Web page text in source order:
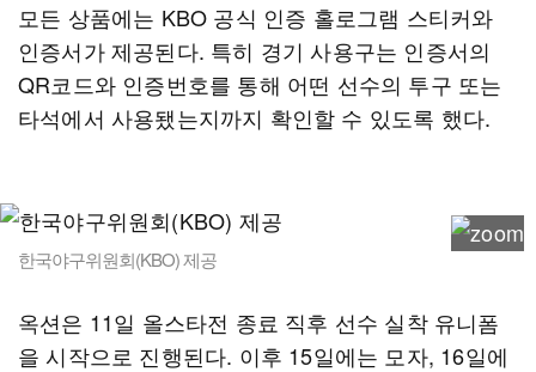
모든 상품에는 KBO 공식 인증 홀로그램 스티커와
인증서가 제공된다. 특히 경기 사용구는 인증서의
QR코드와 인증번호를 통해 어떤 선수의 투구 또는
타석에서 사용됐는지까지 확인할 수 있도록 했다.
한국야구위원회(KBO) 제공
옥션은 11일 올스타전 종료 직후 선수 실착 유니폼
을 시작으로 진행된다. 이후 15일에는 모자, 16일에